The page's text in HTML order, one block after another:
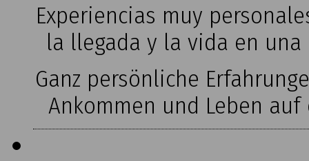
Experiencias muy
la llegada y la vida en
Ganz persönliche
Ankommen und Leben